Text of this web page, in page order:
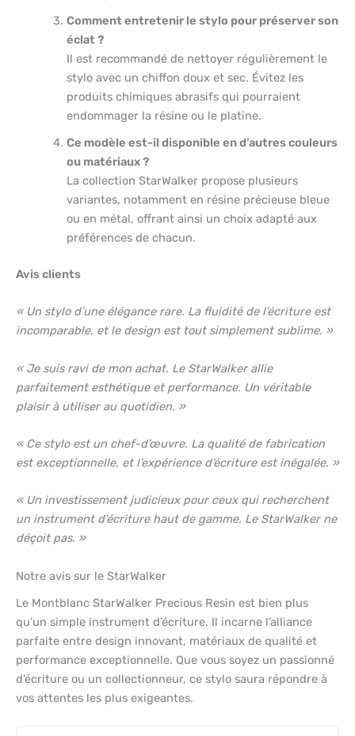
Comment entretenir le stylo pour préserver son
éclat ?
Il est recommandé de nettoyer régulièrement le
stylo avec un chiffon doux et sec. Évitez les
produits chimiques abrasifs qui pourraient
endommager la résine ou le platine.
Ce modèle est-il disponible en d’autres couleurs
ou matériaux ?
La collection StarWalker propose plusieurs
variantes, notamment en résine précieuse bleue
ou en métal, offrant ainsi un choix adapté aux
préférences de chacun.
Avis clients
« Un stylo d’une élégance rare. La fluidité de l’écriture est
incomparable, et le design est tout simplement sublime. »
« Je suis ravi de mon achat. Le StarWalker allie
parfaitement esthétique et performance. Un véritable
plaisir à utiliser au quotidien. »
« Ce stylo est un chef-d’œuvre. La qualité de fabrication
est exceptionnelle, et l’expérience d’écriture est inégalée. »
« Un investissement judicieux pour ceux qui recherchent
un instrument d’écriture haut de gamme. Le StarWalker ne
déçoit pas. »
Notre avis sur le StarWalker
Le Montblanc StarWalker Precious Resin est bien plus
qu’un simple instrument d’écriture. Il incarne l’alliance
parfaite entre design innovant, matériaux de qualité et
performance exceptionnelle. Que vous soyez un passionné
d’écriture ou un collectionneur, ce stylo saura répondre à
vos attentes les plus exigeantes.